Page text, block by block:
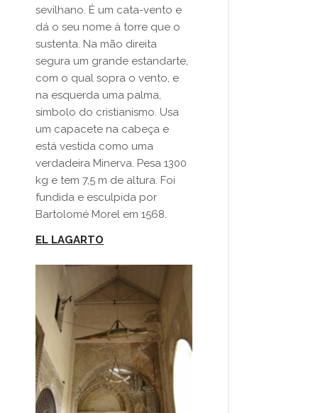
sevilhano. É um cata-vento e
dá o seu nome à torre que o
sustenta. Na mão direita
segura um grande estandarte,
com o qual sopra o vento, e
na esquerda uma palma,
símbolo do cristianismo. Usa
um capacete na cabeça e
está vestida como uma
verdadeira Minerva. Pesa 1300
kg e tem 7,5 m de altura. Foi
fundida e esculpida por
Bartolomé Morel em 1568.
EL LAGARTO